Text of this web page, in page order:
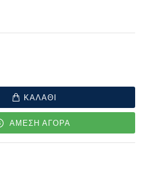
ΚΑΛΑΘΙ
ΑΜΕΣΗ ΑΓΟΡΑ